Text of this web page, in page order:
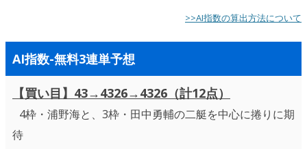
>>AI指数の算出方法について
AI指数-無料3連単予想
【買い目】43→4326→4326（計12点）
4枠・浦野海と、3枠・田中勇輔の二艇を中心に捲りに期
待